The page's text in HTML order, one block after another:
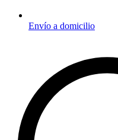
Envío a domicilio